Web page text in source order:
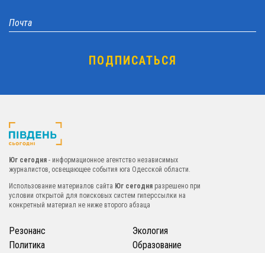
Юг сегодня - информационное агентство независимых
журналистов, освещающее события юга Одесской области.
Использование материалов сайта Юг сегодня разрешено при
условии открытой для поисковых систем гиперссылки на
конкретный материал не ниже второго абзаца
Резонанс
Политика
Экология
Образование